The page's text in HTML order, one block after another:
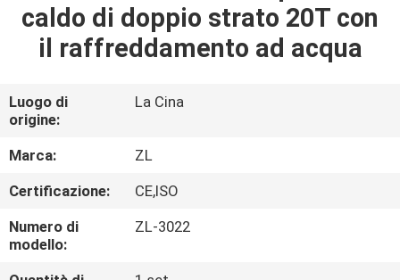
PRODOTTI
CIRCA
NOI
GIRO
DELLA
caldo di doppio strato 20T con
il raffreddamento ad acqua
Luogo di
origine:
La Cina
Marca:
ZL
Certificazione:
CE,ISO
Numero di
modello:
ZL-3022